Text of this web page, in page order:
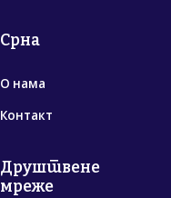
Срна
О нама
Контакт
Друштвене
мреже